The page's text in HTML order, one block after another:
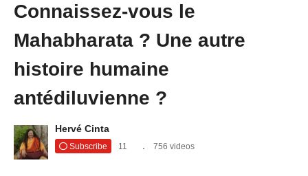
La fausse matrice d’Ascension par Laura Marie
Connaissez-vous le
Mahabharata ? Une autre
histoire humaine
antédiluvienne ?
Hervé Cinta
Subscribe 11 756 videos